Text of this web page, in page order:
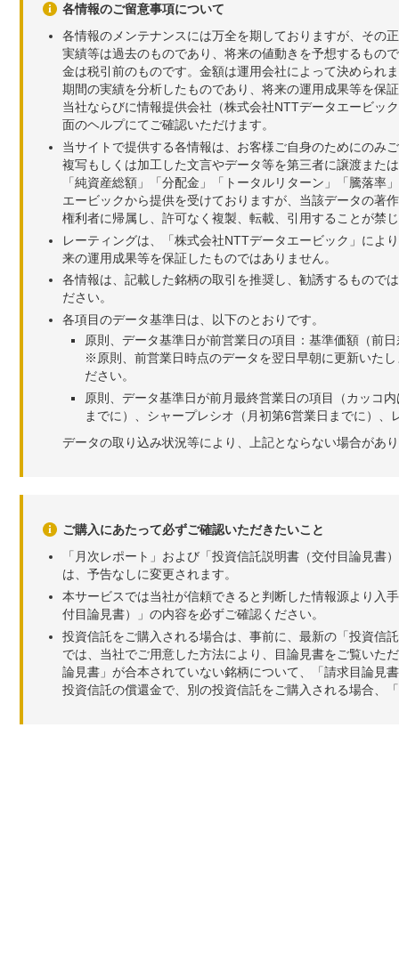
各情報のご留意事項について
各情報のメンテナンスには万全を期しておりますが、その
実績等は過去のものであり、将来の値動きを予想するもの
金は税引前のものです。金額は運用会社によって決められ
期間の実績を分析したものであり、将来の運用成果等を保
当社ならびに情報提供会社（株式会社NTTデータエービッ
面のヘルプにてご確認いただけます。
当サイトで提供する各情報は、お客様ご自身のためにのみ
複写もしくは加工した文言やデータ等を第三者に譲渡また
「純資産総額」「分配金」「トータルリターン」「騰落
エービックから提供を受けておりますが、当該データの著
権利者に帰属し、許可なく複製、転載、引用することが禁
レーティングは、「株式会社NTTデータエービック」によ
来の運用成果等を保証したものではありません。
各情報は、記載した銘柄の取引を推奨し、勧誘するもので
ださい。
各項目のデータ基準日は、以下のとおりです。
原則、データ基準日が前営業日の項目：基準価額（前
※原則、前営業日時点のデータを翌日早朝に更新いた
ださい。
原則、データ基準日が前月最終営業日の項目（カッコ
までに）、シャープレシオ（月初第6営業日までに）
データの取り込み状況等により、上記とならない場合があ
ご購入にあたって必ずご確認いただきたいこと
「月次レポート」および「投資信託説明書（交付目論見
は、予告なしに変更されます。
本サービスでは当社が信頼できると判断した情報源より入
付目論見書）」の内容を必ずご確認ください。
投資信託をご購入される場合は、事前に、最新の「投資信
では、当社でご用意した方法により、目論見書をご覧いた
論見書」が合本されていない銘柄について、「請求目論見
投資信託の償還金で、別の投資信託をご購入される場合、